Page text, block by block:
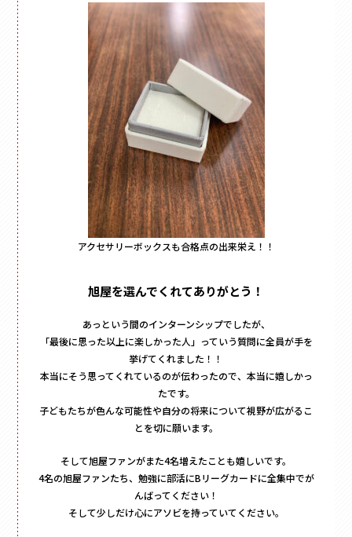
アクセサリーボックスも合格点の出来栄え！！
旭屋を選んでくれてありがとう！
あっという間のインターンシップでしたが、
「最後に思った以上に楽しかった人」っていう質問に全員が手を
挙げてくれました！！
本当にそう思ってくれているのが伝わったので、本当に嬉しかっ
たです。
子どもたちが色んな可能性や自分の将来について視野が広がるこ
とを切に願います。
そして旭屋ファンがまた4名増えたことも嬉しいです。
4名の旭屋ファンたち、勉強に部活にBリーグカードに全集中でが
んばってください！
そして少しだけ心にアソビを持っていてください。